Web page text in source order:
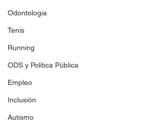
Odontologia
Tenis
Running
ODS y Política Pública
Empleo
Inclusión
Autismo